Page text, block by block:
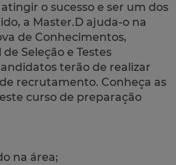
o sucesso e ser um dos
a Master.D ajuda-o na
de Conhecimentos,
Seleção e Testes
terão de realizar
recrutamento. Conheça as
curso de preparação
na área;